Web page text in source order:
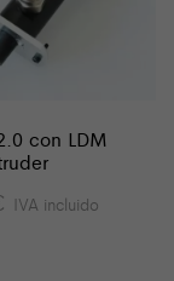
con LDM
IVA incluido